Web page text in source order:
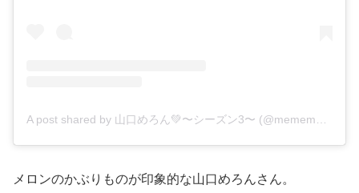
メロンのかぶりものが印象的な山口めろんさん。